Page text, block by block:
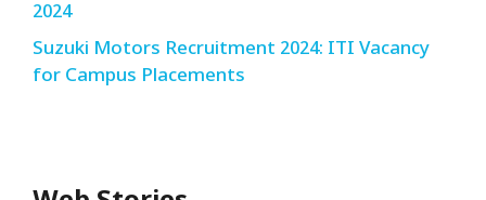
2024
Suzuki Motors Recruitment 2024: ITI Vacancy
for Campus Placements